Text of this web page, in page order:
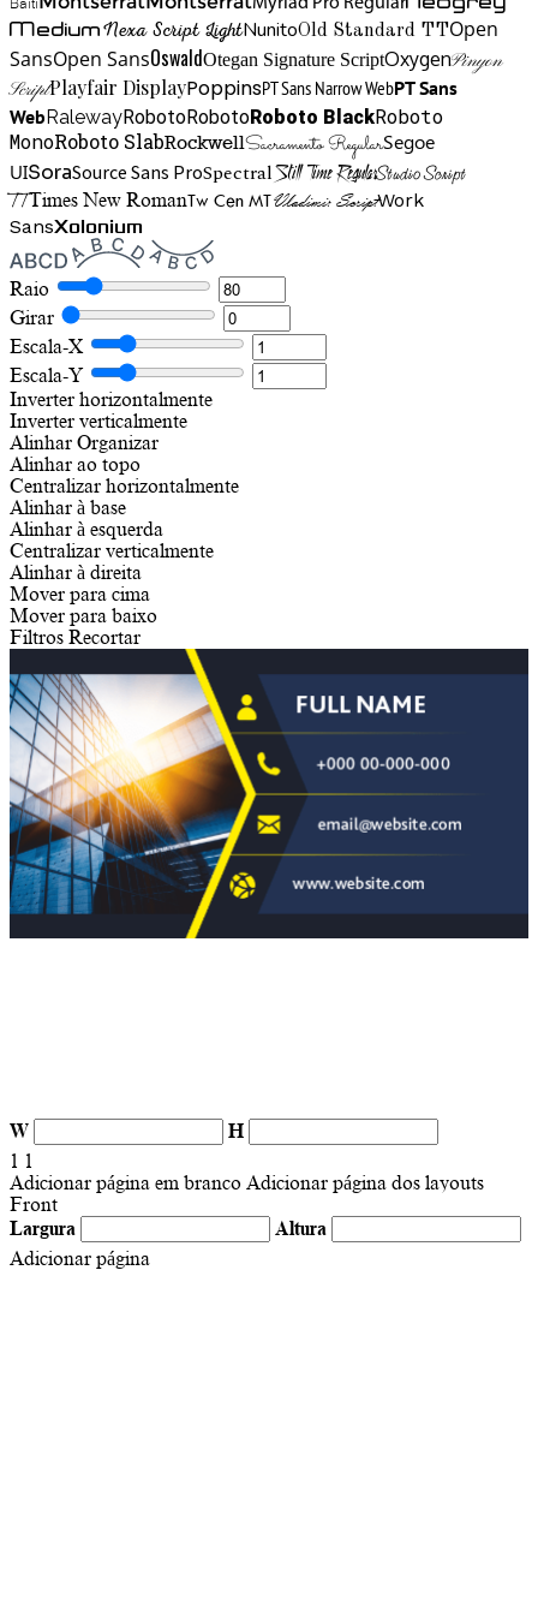
MediumNexa Script LightNunitoOld Standard TTOpen
SansOpen SansOswaldOtegan Signature ScriptOxygenPinyon
ScriptPlayfair DisplayPoppinsPT Sans Narrow WebPT Sans
WebRalewayRobotoRobotoRoboto BlackRoboto
MonoRoboto SlabRockwellSacramento RegularSegoe
UISoraSource Sans ProSpectralStill Time RegularStudio Script
TTTimes New RomanTw Cen MTVladimir ScriptWork
SansXolonium
Raio
Girar
Escala-X
Escala-Y
Inverter horizontalmente
Inverter verticalmente
Alinhar Organizar
Alinhar ao topo
Centralizar horizontalmente
Alinhar à base
Alinhar à esquerda
Centralizar verticalmente
Alinhar à direita
Mover para cima
Mover para baixo
Filtros Recortar
W
H
1 1
Adicionar página em branco Adicionar página dos layouts
Front
Largura
Altura
Adicionar página